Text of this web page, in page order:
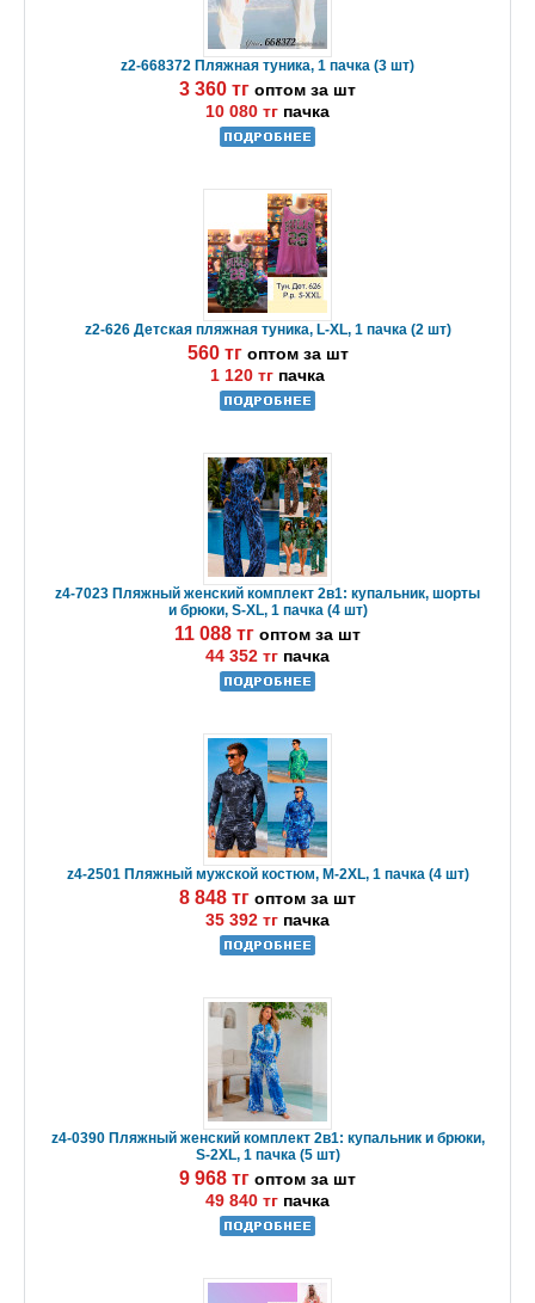
z2-668372 Пляжная туника, 1 пачка (3 шт)
3 360 тг оптом за шт
10 080 тг пачка
z2-626 Детская пляжная туника, L-XL, 1 пачка (2 шт)
560 тг оптом за шт
1 120 тг пачка
z4-7023 Пляжный женский комплект 2в1: купальник, шорты
и брюки, S-XL, 1 пачка (4 шт)
11 088 тг оптом за шт
44 352 тг пачка
z4-2501 Пляжный мужской костюм, M-2XL, 1 пачка (4 шт)
8 848 тг оптом за шт
35 392 тг пачка
z4-0390 Пляжный женский комплект 2в1: купальник и брюки,
S-2XL, 1 пачка (5 шт)
9 968 тг оптом за шт
49 840 тг пачка